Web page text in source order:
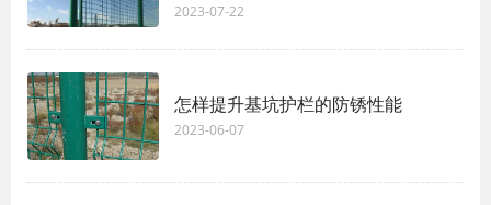
2023-07-22
怎样提升基坑护栏的防锈性能
2023-06-07